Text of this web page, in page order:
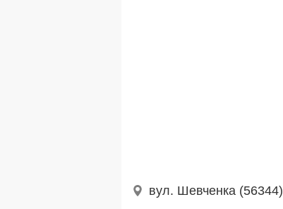
вул. Шевченка (56344)